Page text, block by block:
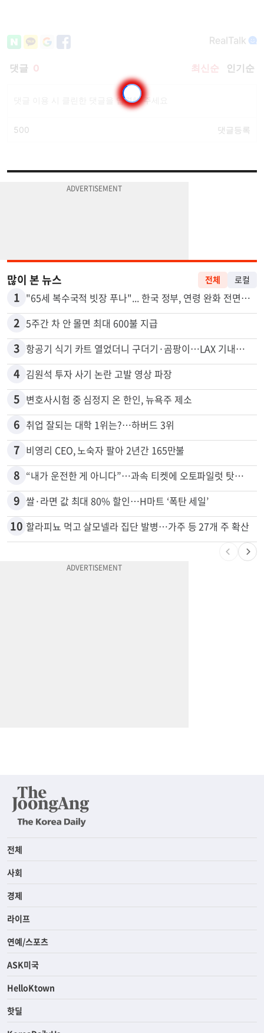
많이 본 뉴스
1
2 5주간 차 안 몰면 최대 600불 지급
3
4 김원석 투자 사기 논란 고발 영상 파장
5 변호사시험 중 심정지 온 한인, 뉴욕주 제소
6 취업 잘되는 대학 1위는?…하버드 3위
7 비영리 CEO, 노숙자 팔아 2년간 165만불
8
9 쌀·라면 값 최대 80% 할인…H마트 ‘폭탄 세일’
할라피뇨 먹고 살모넬라 집단 발병…가주 등 27개 주 확산
전체
사회
경제
라이프
연예/스포츠
ASK미국
HelloKtown